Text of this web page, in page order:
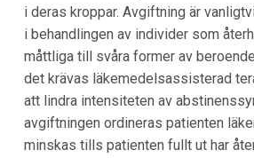
i deras kroppar. Avgiftning är
i behandlingen av individer som
måttliga till svåra former av
det krävas läkemedelsassisterad
att lindra intensiteten av
avgiftningen ordineras patienten
minskas tills patienten fullt ut har